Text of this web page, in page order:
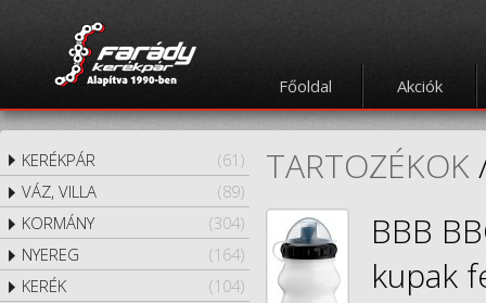
Főoldal Akciók
(61)
KERÉKPÁR
(89)
VÁZ, VILLA
(304)
KORMÁNY
(164)
NYEREG
(104)
KERÉK
TARTOZÉKOK
BBB
kupak